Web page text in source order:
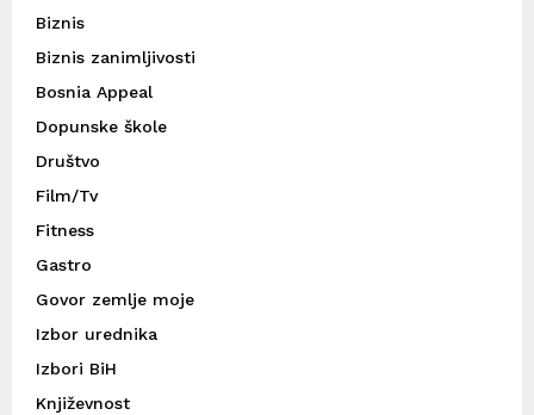
Biznis
Biznis zanimljivosti
Bosnia Appeal
Dopunske škole
Društvo
Film/Tv
Fitness
Gastro
Govor zemlje moje
Izbor urednika
Izbori BiH
Književnost